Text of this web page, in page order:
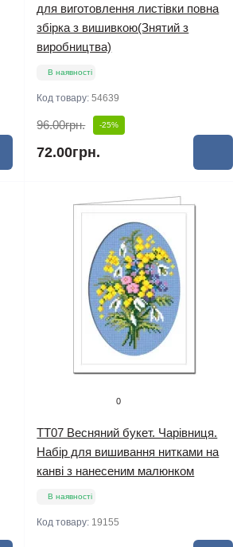
для виготовлення листівки повна
збірка з вишивкою(Знятий з
виробництва)
В наявності
Код товару:54639
96.00грн. -25%
72.00грн.
0
TT07 Весняний букет. Чарівниця.
Набір для вишивання нитками на
канві з нанесеним малюнком
В наявності
Код товару: 19155